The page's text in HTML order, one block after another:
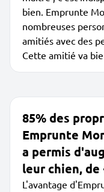
bien. Emprunte
nombreuses
amitiés avec des
Cette amitié va
85% des
Emprunte
a permis
leur chien, de
L'avantage